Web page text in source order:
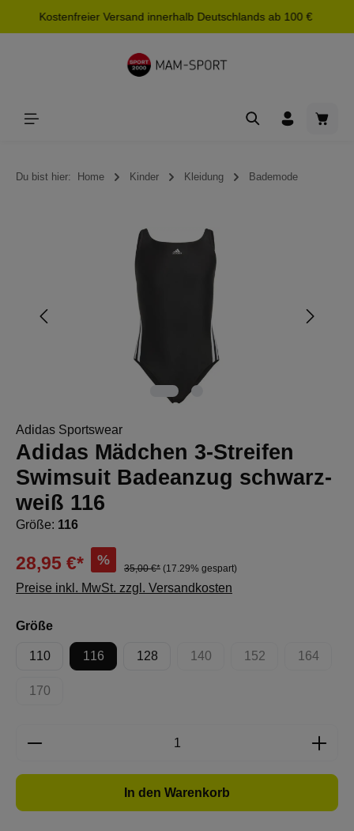
springen
Kostenfreier Versand innerhalb Deutschlands ab 100 €
Du bist hier: Home Kinder Kleidung Bademode
Bildergalerie überspringen
Adidas Sportswear
Adidas Mädchen 3-Streifen
Swimsuit Badeanzug schwarz-
weiß 116
Größe: 116
28,95 €* %
35,00 €* (17.29% gespart)
Preise inkl. MwSt. zzgl. Versandkosten
Größeauswählen
110 116 128 140
(Diese Option ist zurzeit nicht
152
(Diese Option ist
164
(Diese
170
(Diese Option ist zurzeit nicht verfügbar.)
Produkt Anzahl: Gib den gewünschten
In den Warenkorb